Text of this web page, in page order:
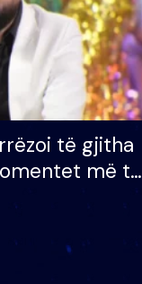
të gjitha
më të
VIP: Do më